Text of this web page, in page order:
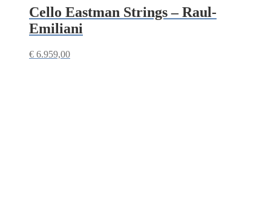
Cello Eastman Strings – Raul-
Emiliani
€ 6.959,00